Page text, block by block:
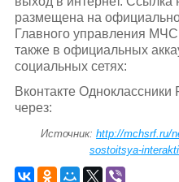
размещена на
Главного управления
также в официальных
социальных сетях:
Вконтакте
через:
Источник:http://mchsrf.ru/
sostoitsya-